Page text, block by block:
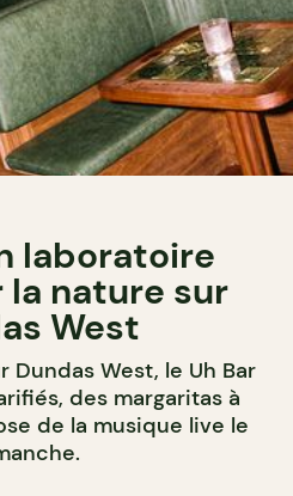
laboratoire
la nature sur
West
Dundas West, le Uh Bar
des margaritas à
de la musique live le